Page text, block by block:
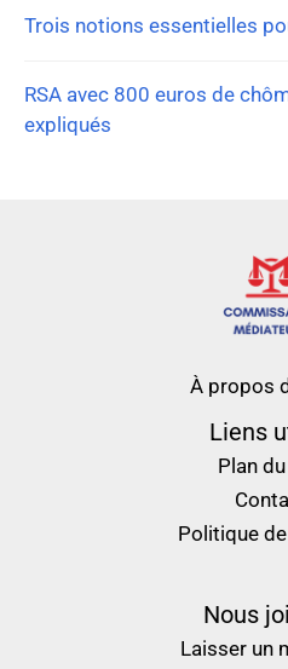
Trois notions essentielles
RSA avec 800 euros de
expliqués
À propos
Liens
Plan
Politique
Nous
Laisser un